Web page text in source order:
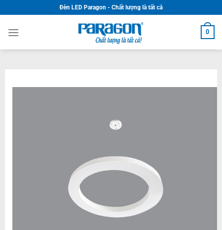
to
content
Đèn LED Paragon - Chất lượng là tất cả
0